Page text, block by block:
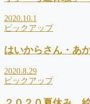
2020.10.1
ピックアップ
はいからさん・あ
2020.8.29
ピックアップ